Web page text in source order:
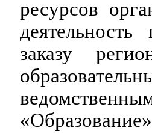
ресурсов
заказу